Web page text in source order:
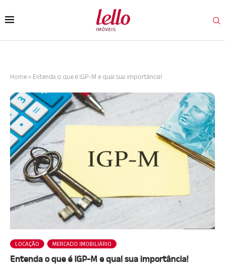
Home » Entenda o que é IGP-M e qual sua importância!
LOCAÇÃO MERCADO IMOBILIÁRIO
Entenda o que é IGP-M e qual sua importância!